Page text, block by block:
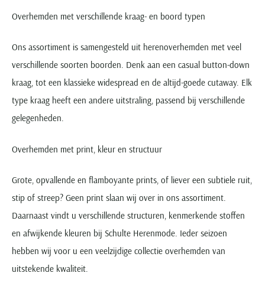
Overhemden met verschillende kraag- en boord typen
Ons assortiment is samengesteld uit herenoverhemden met veel
verschillende soorten boorden. Denk aan een casual button-down
kraag, tot een klassieke widespread en de altijd-goede cutaway. Elk
type kraag heeft een andere uitstraling, passend bij verschillende
gelegenheden.
Overhemden met print, kleur en structuur
Grote, opvallende en flamboyante prints, of liever een subtiele ruit,
stip of streep? Geen print slaan wij over in ons assortiment.
Daarnaast vindt u verschillende structuren, kenmerkende stoffen
en afwijkende kleuren bij Schulte Herenmode. Ieder seizoen
hebben wij voor u een veelzijdige collectie overhemden van
uitstekende kwaliteit.